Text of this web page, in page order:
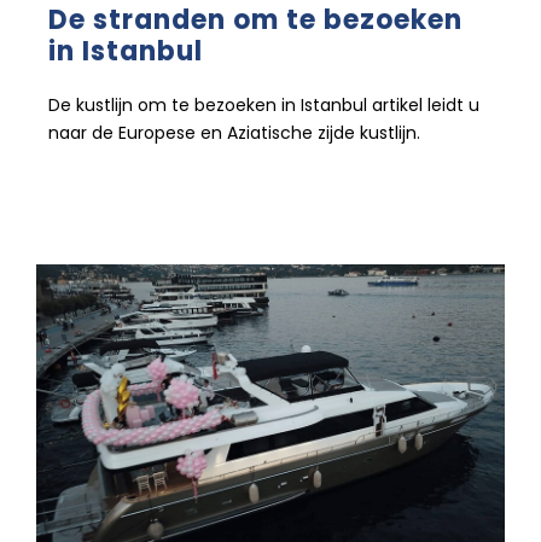
De stranden om te bezoeken
in Istanbul
De kustlijn om te bezoeken in Istanbul artikel leidt u
naar de Europese en Aziatische zijde kustlijn.